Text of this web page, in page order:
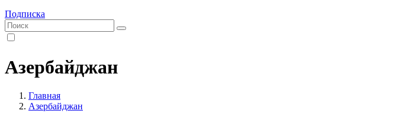
Подписка
Азербайджан
Главная
Азербайджан